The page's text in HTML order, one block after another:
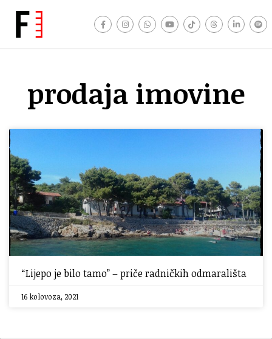
prodaja imovine
“Lijepo je bilo tamo” – priče radničkih odmarališta
16 kolovoza, 2021